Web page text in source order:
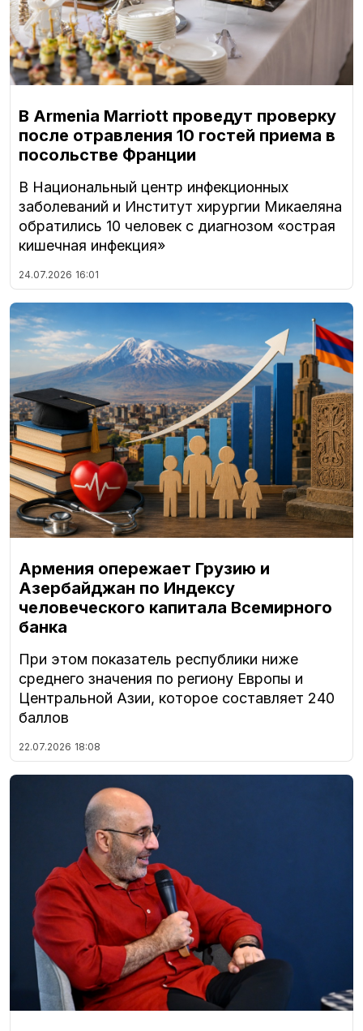
В Armenia Marriott проведут проверку
после отравления 10 гостей приема в
посольстве Франции
В Национальный центр инфекционных
заболеваний и Институт хирургии Микаеляна
обратились 10 человек с диагнозом «острая
кишечная инфекция»
24.07.2026 16:01
Армения опережает Грузию и
Азербайджан по Индексу
человеческого капитала Всемирного
банка
При этом показатель республики ниже
среднего значения по региону Европы и
Центральной Азии, которое составляет 240
баллов
22.07.2026 18:08